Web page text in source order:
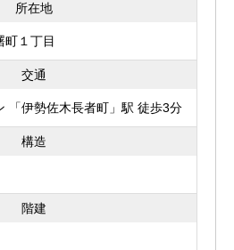
所在地
町１丁目
交通
「伊勢佐木長者町」駅 徒歩3分
構造
階建